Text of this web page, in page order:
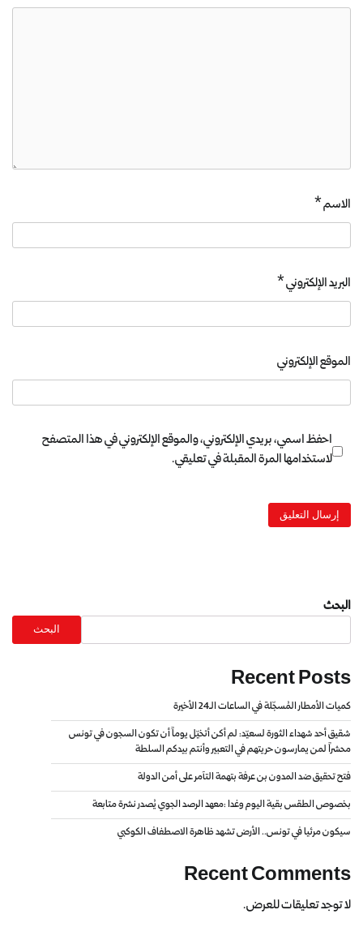
الاسم*
البريد الإلكتروني*
الموقع الإلكتروني
احفظ اسمي، بريدي الإلكتروني، والموقع الإلكتروني في هذا المتصفح
لاستخدامها المرة المقبلة في تعليقي.
البحث
البحث
Recent Posts
كميات الأمطار المُسجّلة في الساعات الـ24 الأخيرة
شقيق أحد شهداء الثورة لسعيّد: لم أكن أتخيّل يوماً أن تكون السجون في تونس
محشراً لمن يمارسون حريتهم في التعبير وأنتم بيدكم السلطة
فتح تحقيق ضد المدون بن عرفة بتهمة التآمر على أمن الدولة
بخصوص الطقس بقية اليوم وغدا :معهد الرصد الجوي يُصدر نشرة متابعة
سيكون مرئيا في تونس.. الأرض تشهد ظاهرة الاصطفاف الكوكبي
Recent Comments
لا توجد تعليقات للعرض.